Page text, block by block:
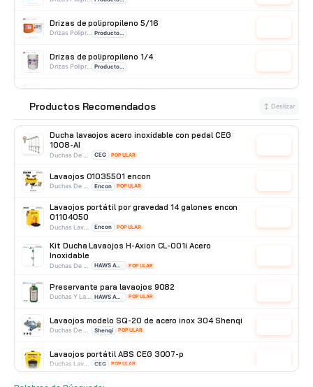
Drizas de polipropileno 5/16
Drizas de polipropileno 1/4
Drizas de polipropileno 3/16
Productos Recomendados ↕ Deslizar
Ducha lavaojos acero inoxidable con pedal CEG
1008-AI
CEG POPULAR
Lavaojos 01035501 encon
Encon POPULAR
Lavaojos portátil por gravedad 14 galones encon
01104050
Encon POPULAR
Kit Ducha Lavaojos H-Axion CL-001i Acero
Inoxidable
HAWS AVLIS POPULAR
Preservante para lavaojos 9082
POPULAR
Lavaojos modelo SQ-20 de acero inox 304 Shenqi
Shenqi POPULAR
Lavaojos portátil ABS CEG 3007-p
CEG POPULAR